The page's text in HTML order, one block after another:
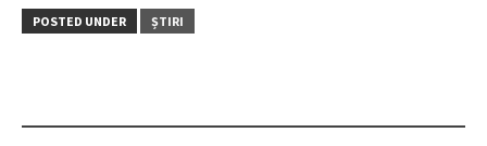
POSTED UNDER ȘTIRI